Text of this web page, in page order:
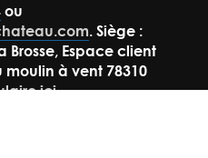
ou
. Siège :
Brosse, Espace client
moulin à vent 78310
ici.